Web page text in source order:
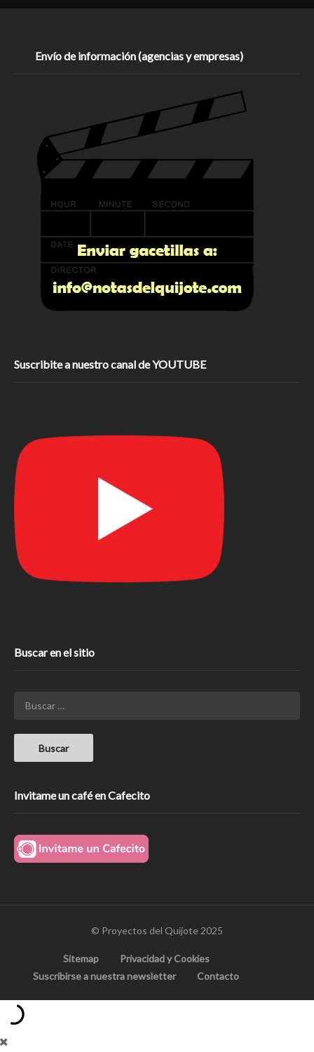
Envío de información (agencias y empresas)
Suscribite a nuestro canal de YOUTUBE
Buscar en el sitio
Invitame un café en Cafecito
© Proyectos del Quijote 2025
Sitemap
Privacidad y Cookies
Suscribirse a nuestra newsletter
Contacto